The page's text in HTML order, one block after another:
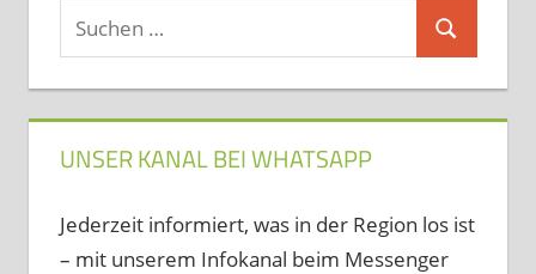
Suchen
nach:
Suchen
UNSER KANAL BEI WHATSAPP
Jederzeit informiert, was in der Region los ist
– mit unserem Infokanal beim Messenger